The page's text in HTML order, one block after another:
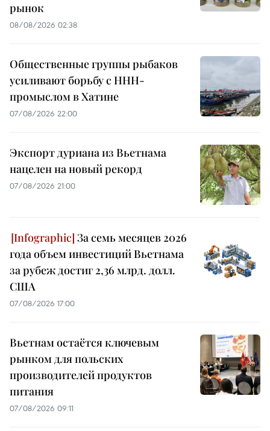
рынок
08/08/2026 02:38
Общественные группы рыбаков
усиливают борьбу с ННН-
промыслом в Хатине
07/08/2026 22:00
Экспорт дуриана из Вьетнама
нацелен на новый рекорд
07/08/2026 21:00
За семь месяцев 2026
года объем инвестиций Вьетнама
за рубеж достиг 2,36 млрд. долл.
США
07/08/2026 17:00
Вьетнам остаётся ключевым
рынком для польских
производителей продуктов
питания
07/08/2026 09:11